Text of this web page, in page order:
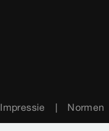
Impressie Normen